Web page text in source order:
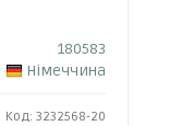
180583
Німеччина
Код: 3232568-20